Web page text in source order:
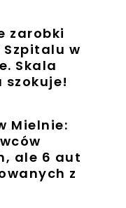
zarobki
Szpitalu w
Skala
szokuje!
Mielnie:
ale 6 aut
z